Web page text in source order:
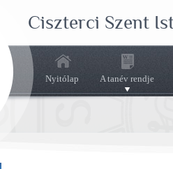
Ciszterci Szent
Nyitólap A tanév rendje